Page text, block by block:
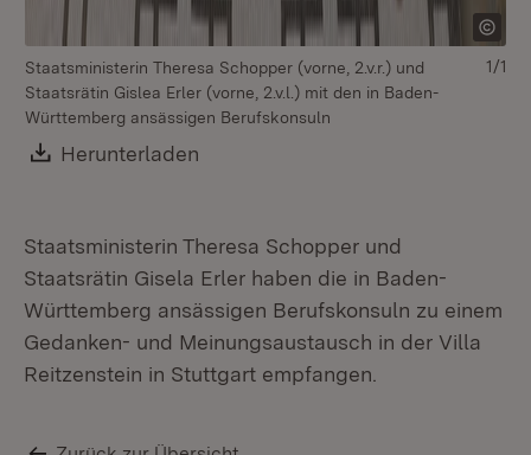
Staatsministerin Theresa Schopper (vorne, 2.v.r.) und
Staatsrätin Gislea Erler (vorne, 2.v.l.) mit den in Baden-
Württemberg ansässigen Berufskonsuln
Download:
Herunterladen
1/1
Staatsministerin Theresa Schopper und
Staatsrätin Gisela Erler haben die in Baden-
Württemberg ansässigen Berufskonsuln zu einem
Gedanken- und Meinungsaustausch in der Villa
Reitzenstein in Stuttgart empfangen.